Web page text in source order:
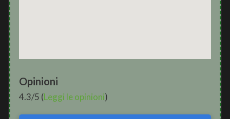
Opinioni
4.3/5 (Leggi le opinioni)